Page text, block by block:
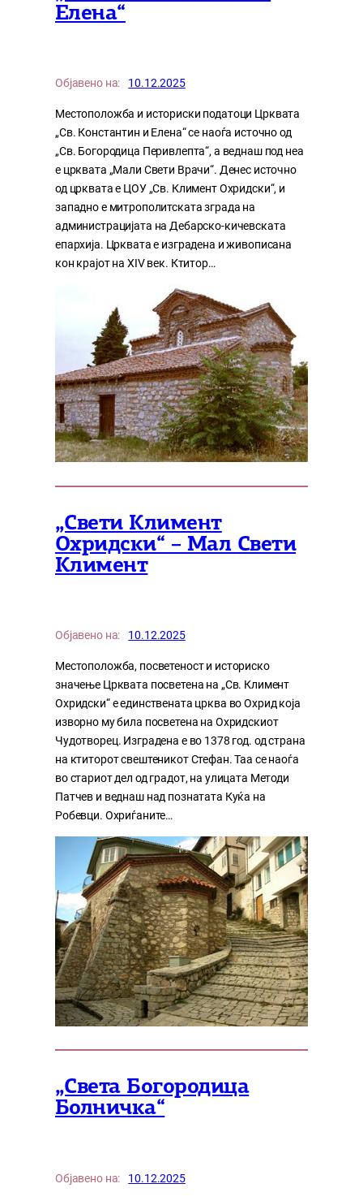
Елена“
Објавено на: 10.12.2025
Местоположба и историски податоци Црквата
„Св. Константин и Елена“ се наоѓа источно од
„Св. Богородица Перивлепта“, а веднаш под неа
е црквата „Мали Свети Врачи“. Денес источно
од црквата е ЦОУ „Св. Климент Охридски“, и
западно е митрополитската зграда на
администрацијата на Дебарско-кичевската
епархија. Црквата е изградена и живописана
кон крајот на XIV век. Ктитор…
„Свети Климент
Охридски“ – Мал Свети
Климент
Објавено на: 10.12.2025
Местоположба, посветеност и историско
значење Црквата посветена на „Св. Климент
Охридски“ е единствената црква во Охрид која
изворно му била посветена на Охридскиот
Чудотворец. Изградена е во 1378 год. од страна
на ктиторот свештеникот Стефан. Таа се наоѓа
во стариот дел од градот, на улицата Методи
Патчев и веднаш над познатата Куќа на
Робевци. Охриѓаните…
„Света Богородица
Болничка“
Објавено на: 10.12.2025